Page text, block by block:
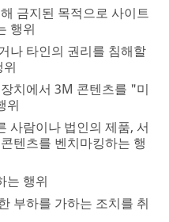
금지된 목적으로 사이트
행위
나 타인의 권리를 침해할
치에서 3M 콘텐츠를 "미
위
사람이나 법인의 제품, 서
텐츠를 벤치마킹하는 행
는 행위
부하를 가하는 조치를 취